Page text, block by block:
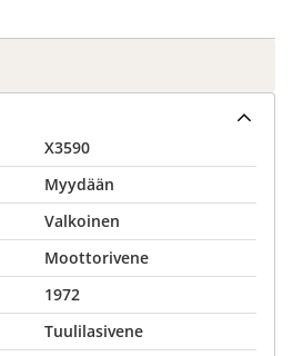
X3590
Myydään
Valkoinen
Moottorivene
1972
Tuulilasivene